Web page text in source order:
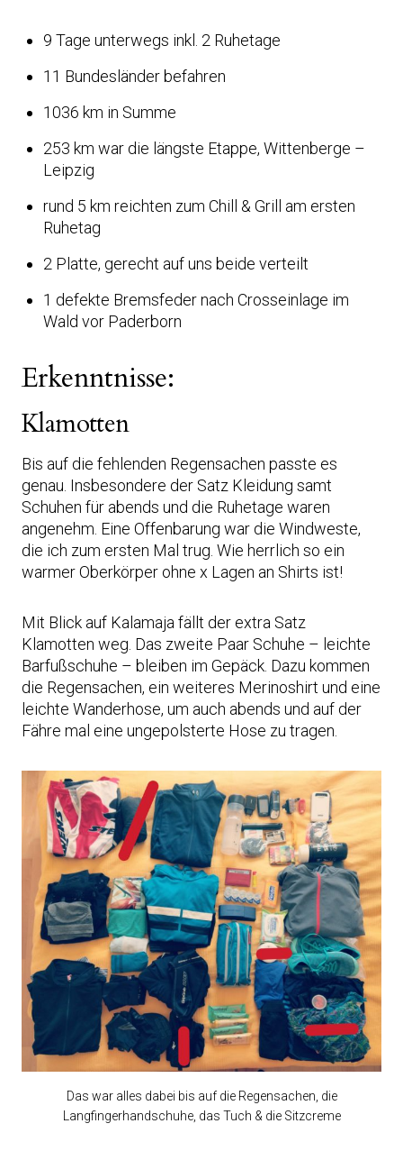
9 Tage unterwegs inkl. 2 Ruhetage
11 Bundesländer befahren
1036 km in Summe
253 km war die längste Etappe, Wittenberge –
Leipzig
rund 5 km reichten zum Chill & Grill am ersten
Ruhetag
2 Platte, gerecht auf uns beide verteilt
1 defekte Bremsfeder nach Crosseinlage im
Wald vor Paderborn
Erkenntnisse:
Klamotten
Bis auf die fehlenden Regensachen passte es
genau. Insbesondere der Satz Kleidung samt
Schuhen für abends und die Ruhetage waren
angenehm. Eine Offenbarung war die Windweste,
die ich zum ersten Mal trug. Wie herrlich so ein
warmer Oberkörper ohne x Lagen an Shirts ist!
Mit Blick auf Kalamaja fällt der extra Satz
Klamotten weg. Das zweite Paar Schuhe – leichte
Barfußschuhe – bleiben im Gepäck. Dazu kommen
die Regensachen, ein weiteres Merinoshirt und eine
leichte Wanderhose, um auch abends und auf der
Fähre mal eine ungepolsterte Hose zu tragen.
Das war alles dabei bis auf die Regensachen, die
Langfingerhandschuhe, das Tuch & die Sitzcreme